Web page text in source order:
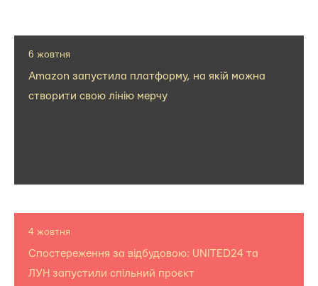
6 жовтня
Amazon запустила платформу, на якій можна
створити свою лінію мерчу
4 жовтня
Спостереження за відбудовою: UNITED24 та
ЛУН запустили спільний проєкт